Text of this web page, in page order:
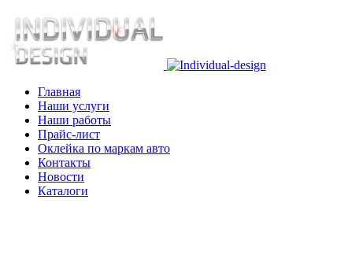
Главная
Наши услуги
Наши работы
Прайс-лист
Оклейка по маркам авто
Контакты
Новости
Каталоги